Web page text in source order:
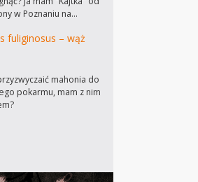
w Poznaniu na…
fuliginosus – wąż
mahonia do
pokarmu, mam z nim